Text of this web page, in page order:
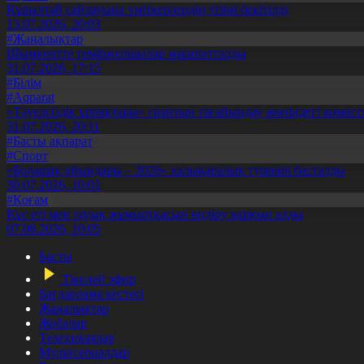
Құрылтай сайлауына үміткерлердің тізімі бекітілді
13.07.2026, 20:03
#Жаңалықтар
Шымкентте теміржолшылар марапатталды
31.07.2026, 17:15
#Білім
#Aqparat
«Тәуелсіздік ұрпақтары» грантын тағайындау жөніндегі
31.07.2026, 20:11
#Басты ақпарат
#Спорт
«Болашақ ойындары – 2026» халықаралық турнирі басталды
30.07.2026, 10:01
#Қоғам
Құс еті мен тауық жұмыртқасын өндіру қарқын алды
07.08.2026, 10:05
Басты
Тікелей эфир
Бағдарлама кестесі
Жаңалықтар
Жобалар
Телехикаялар
Мультсериалдар